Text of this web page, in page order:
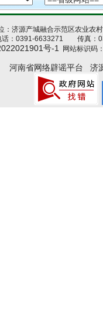
：济源产城融合示范区农业
话：0391-6633271 传真：
号-1 网站标识码
河南省网络辟谣平台 济